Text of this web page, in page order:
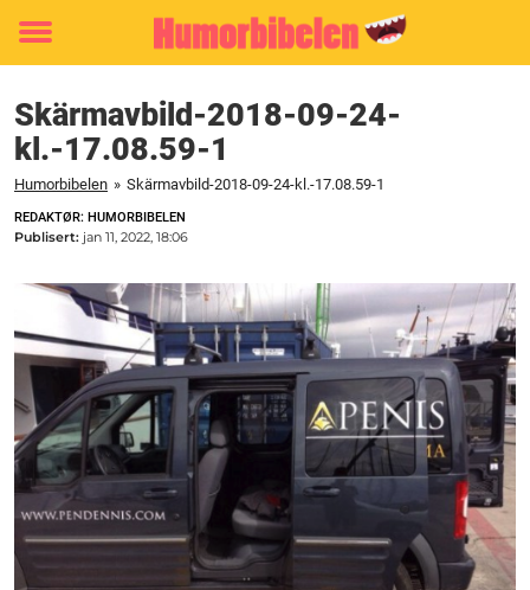
Toggle
Skärmavbild-2018-09-24-
kl.-17.08.59-1
Humorbibelen » Skärmavbild-2018-09-24-kl.-17.08.59-1
REDAKTØR: HUMORBIBELEN
Publisert: jan 11, 2022, 18:06